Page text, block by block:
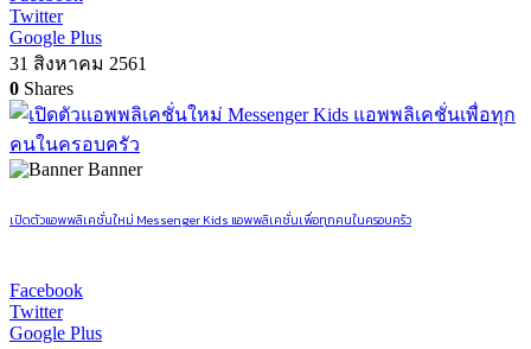
Twitter
Google Plus
31 สิงหาคม 2561
0 Shares
Banner
เปิดตัวแอพพลิเคชั่นใหม่ Messenger Kids แอพพลิเคชั่นเพื่อทุกคนในครอบครัว
Facebook
Twitter
Google Plus